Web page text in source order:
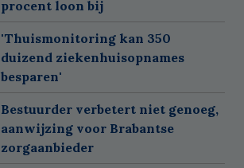
procent loon bij
'Thuismonitoring kan 350
duizend ziekenhuisopnames
besparen'
Bestuurder verbetert niet genoeg,
aanwijzing voor Brabantse
zorgaanbieder